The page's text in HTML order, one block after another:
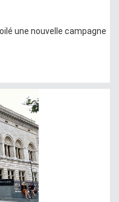
une nouvelle campagne